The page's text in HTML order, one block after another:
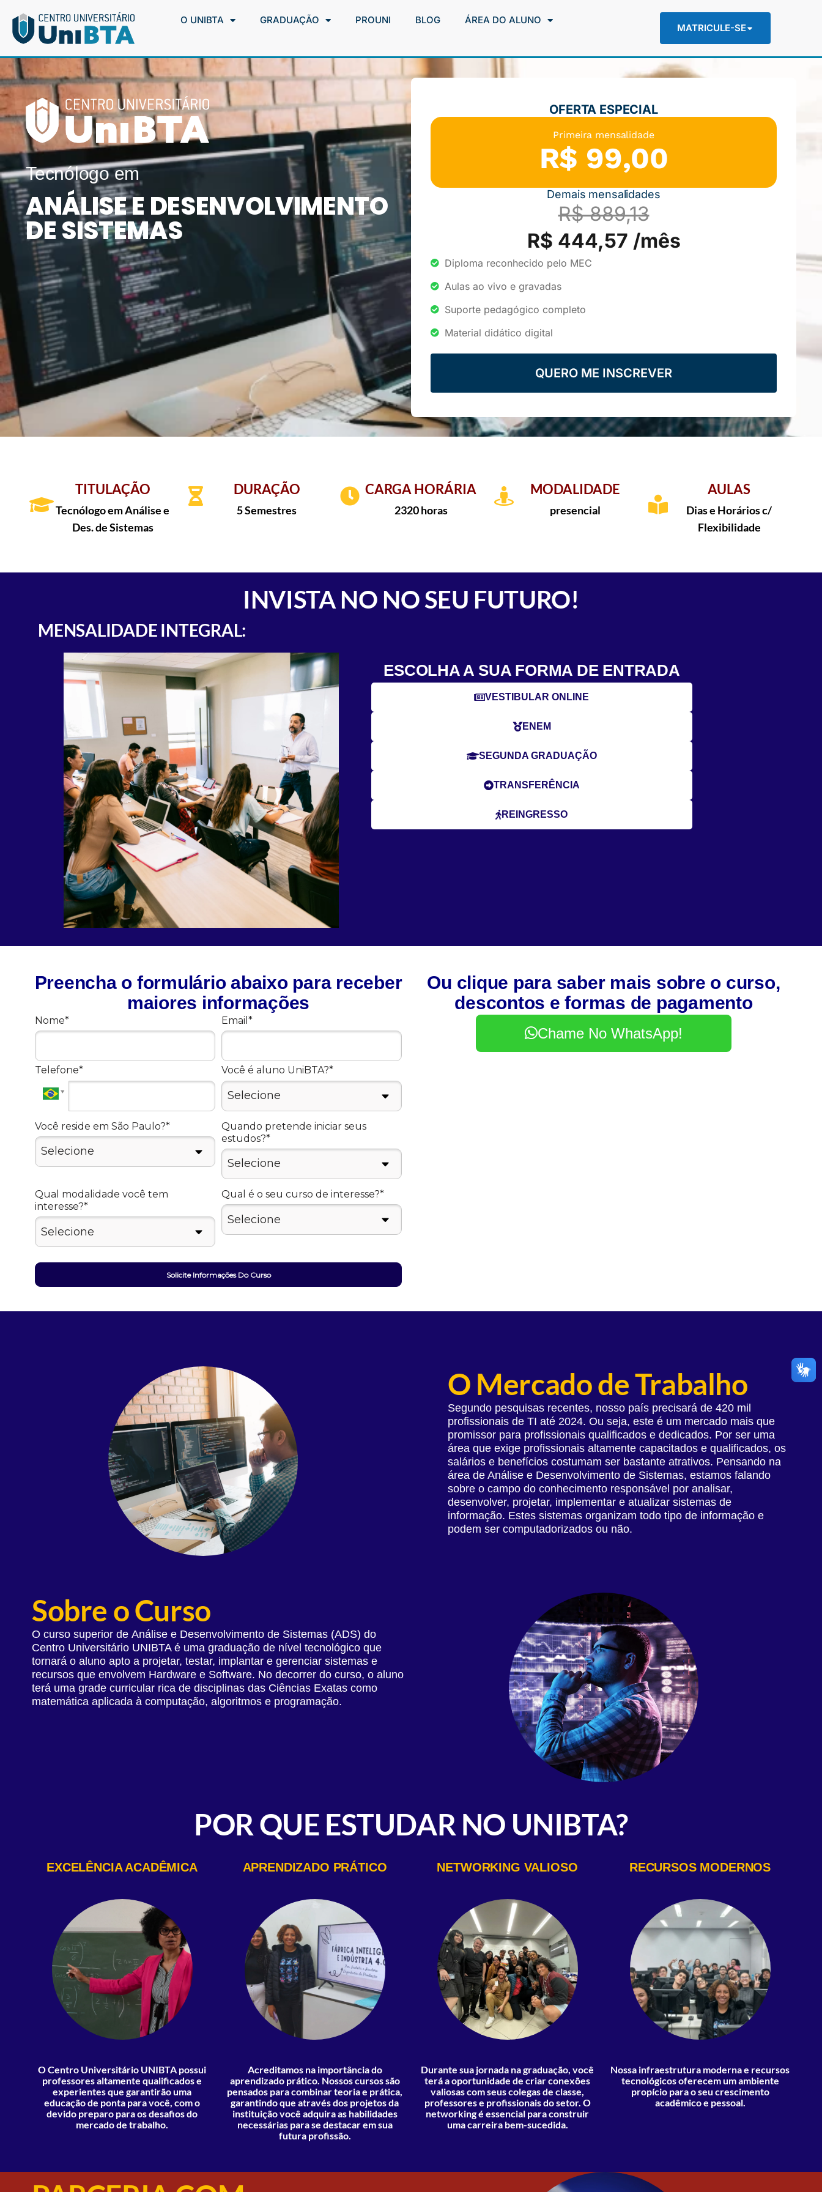
O UNIBTA GRADUAÇÃO PROUNI BLOG ÁREA DO ALUNO
MATRICULE-SE
Tecnólogo em
ANÁLISE E DESENVOLVIMENTO
DE SISTEMAS
OFERTA ESPECIAL
Primeira mensalidade
R$ 99,00
Demais mensalidades
R$ 889,13
R$ 444,57 /mês
Diploma reconhecido pelo MEC
Aulas ao vivo e gravadas
Suporte pedagógico completo
Material didático digital
QUERO ME INSCREVER
TITULAÇÃO
Tecnólogo em Análise e
Des. de Sistemas
DURAÇÃO
5 Semestres
CARGA HORÁRIA
2320 horas
MODALIDADE
presencial
AULAS
Dias e Horários c/
Flexibilidade
INVISTA NO NO SEU FUTURO!
MENSALIDADE INTEGRAL:
ESCOLHA A SUA FORMA DE ENTRADA
VESTIBULAR ONLINE
ENEM
SEGUNDA GRADUAÇÃO
TRANSFERÊNCIA
REINGRESSO
Preencha o formulário abaixo para receber
maiores informações
Nome* Email*
Telefone* Você é aluno UniBTA?*
Você reside em São Paulo?*
Quando pretende iniciar seus
estudos?*
Qual modalidade você tem
interesse?*
Qual é o seu curso de interesse?*
Solicite Informações Do Curso
Ou clique para saber mais sobre o curso,
descontos e formas de pagamento
Chame No WhatsApp!
O Mercado de Trabalho
Segundo pesquisas recentes, nosso país precisará de 420 mil
profissionais de TI até 2024. Ou seja, este é um mercado mais que
promissor para profissionais qualificados e dedicados. Por ser uma
área que exige profissionais altamente capacitados e qualificados, os
salários e benefícios costumam ser bastante atrativos. Pensando na
área de Análise e Desenvolvimento de Sistemas, estamos falando
sobre o campo do conhecimento responsável por analisar,
desenvolver, projetar, implementar e atualizar sistemas de
informação. Estes sistemas organizam todo tipo de informação e
podem ser computadorizados ou não.
Sobre o Curso
O curso superior de Análise e Desenvolvimento de Sistemas (ADS) do
Centro Universitário UNIBTA é uma graduação de nível tecnológico que
tornará o aluno apto a projetar, testar, implantar e gerenciar sistemas e
recursos que envolvem Hardware e Software. No decorrer do curso, o aluno
terá uma grade curricular rica de disciplinas das Ciências Exatas como
matemática aplicada à computação, algoritmos e programação.
POR QUE ESTUDAR NO UNIBTA?
EXCELÊNCIA ACADÊMICA
O Centro Universitário UNIBTA possui
professores altamente qualificados e
experientes que garantirão uma
educação de ponta para você, com o
devido preparo para os desafios do
mercado de trabalho.
APRENDIZADO PRÁTICO
Acreditamos na importância do
aprendizado prático. Nossos cursos são
pensados para combinar teoria e prática,
garantindo que através dos projetos da
instituição você adquira as habilidades
necessárias para se destacar em sua
futura profissão.
NETWORKING VALIOSO
Durante sua jornada na graduação, você
terá a oportunidade de criar conexões
valiosas com seus colegas de classe,
professores e profissionais do setor. O
networking é essencial para construir
uma carreira bem-sucedida.
RECURSOS MODERNOS
Nossa infraestrutura moderna e recursos
tecnológicos oferecem um ambiente
propício para o seu crescimento
acadêmico e pessoal.